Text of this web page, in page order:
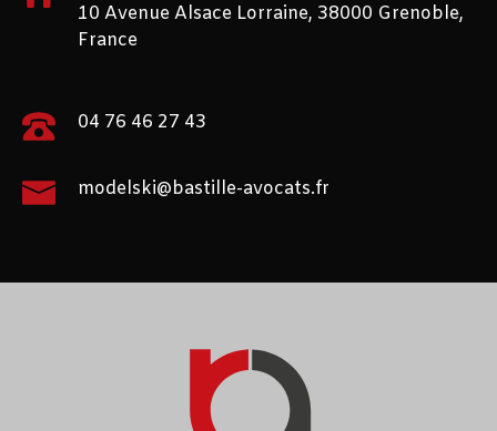
10 Avenue Alsace Lorraine, 38000 Grenoble,
France
04 76 46 27 43
modelski@bastille-avocats.fr